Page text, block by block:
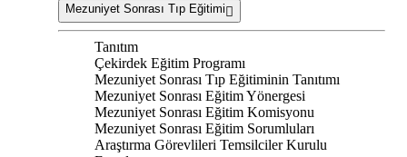
Mezuniyet Sonrası Tıp Eğitimi
Tanıtım
Çekirdek Eğitim Programı
Mezuniyet Sonrası Tıp Eğitiminin Tanıtımı
Mezuniyet Sonrası Eğitim Yönergesi
Mezuniyet Sonrası Eğitim Komisyonu
Mezuniyet Sonrası Eğitim Sorumluları
Araştırma Görevlileri Temsilciler Kurulu